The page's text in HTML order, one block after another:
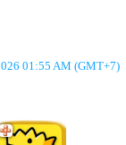
01:55 AM (GMT+7)